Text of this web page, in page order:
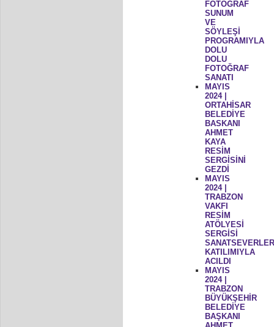
FOTOĞRAF
SUNUM
VE
SÖYLEŞİ
PROGRAMIYLA
DOLU
DOLU
FOTOĞRAF
SANATI
MAYIS
2024 |
ORTAHİSAR
BELEDİYE
BASKANI
AHMET
KAYA
RESİM
SERGİSİNİ
GEZDİ
MAYIS
2024 |
TRABZON
VAKFI
RESİM
ATÖLYESİ
SERGİSİ
KATILIMIYLA
ACILDI
MAYIS
2024 |
TRABZON
BÜYÜKŞEHİR
BELEDİYE
BAŞKANI